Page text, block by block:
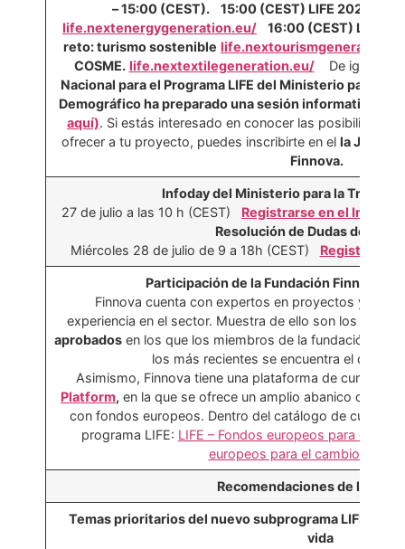
– 15:00 (CEST).​
15:00 (CEST) LIFE 2021
life.nextenergygeneration.eu/
16:00 (CEST)
reto: turismo sostenible
COSME. life.nextextilegeneration.eu/De igual
Nacional para el Programa LIFE del Ministerio para la
Demográfico ha preparado una sesión informativa el
aquí). Si estás interesado en conocer las posibilidades
ofrecer a tu proyecto, puedes inscribirte en el la
Finnova.
Infoday del Ministerio para la
27 de julio a las 10 h (CEST) Registrarse en el
Resolución de Dudas de
Miércoles 28 de julio de 9 a 18h (CEST) Registrarse
Participación de la Fundación Finnova en
Finnova cuenta con expertos en proyectos y
experiencia en el sector. Muestra de ello son los
aprobados en los que los miembros de la fundación han
los más recientes se encuentra el de
Asimismo, Finnova tiene una plataforma de cursos
Platform, en la que se ofrece un amplio abanico de
con fondos europeos. Dentro del catálogo de cursos
programa LIFE: LIFE – Fondos europeos para el
europeos para el cambio
Recomendaciones de la
Temas prioritarios del nuevo subprograma LIFE de
vida